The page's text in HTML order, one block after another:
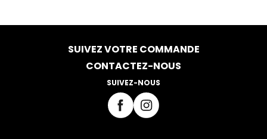
SUIVEZ VOTRE COMMANDE
CONTACTEZ-NOUS
SUIVEZ-NOUS